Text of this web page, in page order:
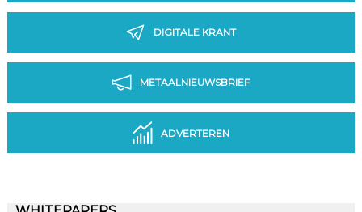
DIGITALE KRANT
METAALNIEUWSBRIEF
ADVERTEREN